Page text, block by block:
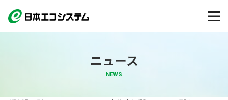
ニュース
NEWS